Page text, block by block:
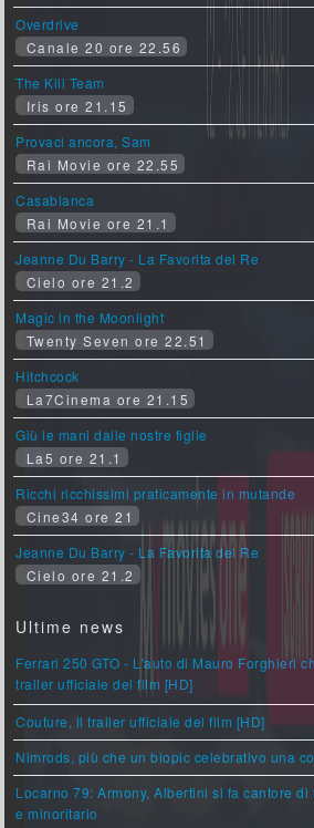
Overdrive
Canale 20 ore 22.56
The Kill Team
Iris ore 21.15
Provaci ancora, Sam
Rai Movie ore 22.55
Casablanca
Rai Movie ore 21.1
Jeanne Du Barry - La Favorita del Re
Cielo ore 21.2
Magic in the Moonlight
Twenty Seven ore 22.51
Hitchcock
La7Cinema ore 21.15
Giù le mani dalle nostre figlie
La5 ore 21.1
Ricchi ricchissimi praticamente in mutande
Cine34 ore 21
Jeanne Du Barry - La Favorita del Re
Cielo ore 21.2
Ultime news
Ferrari 250 GTO - L'auto di Mauro Forghieri
trailer ufficiale del film [HD]
Couture, il trailer ufficiale del film [HD]
Nimrods, più che un biopic celebrativo una
Locarno 79: Armony, Albertini si fa cantore
e minoritario